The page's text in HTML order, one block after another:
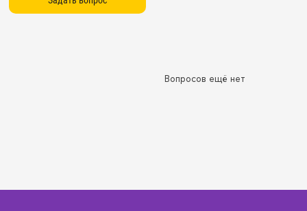
Вопросов ещё нет